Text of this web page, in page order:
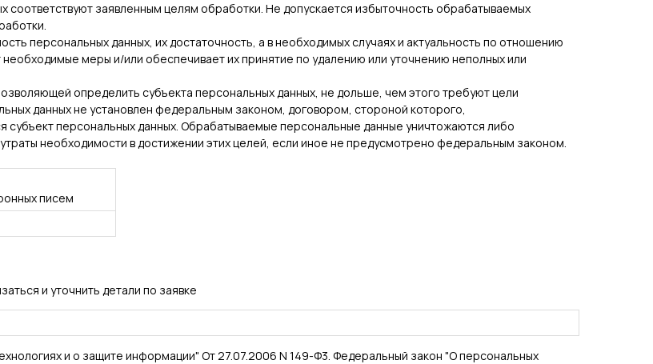
заявленным целям обработки. Не допускается избыточность обрабатываемых
персональных данных, их достаточность, а в необходимых случаях и актуальность по отношению
меры и/или обеспечивает их принятие по удалению или уточнению неполных или
определить субъекта персональных данных, не дольше, чем этого требуют цели
данных не установлен федеральным законом, договором, стороной которого,
персональных данных. Обрабатываемые персональные данные уничтожаются либо
необходимости в достижении этих целей, если иное не предусмотрено федеральным законом.
писем
и уточнить детали по заявке
и о защите информации" От 27.07.2006 N 149-Ф3. Федеральный закон "О персональных